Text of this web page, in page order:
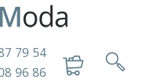
79 54
96 86